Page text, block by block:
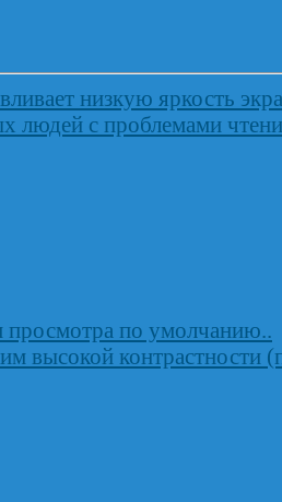
низкую яркость
людей с проблемами
просмотра по умолчанию..
высокой контрастности